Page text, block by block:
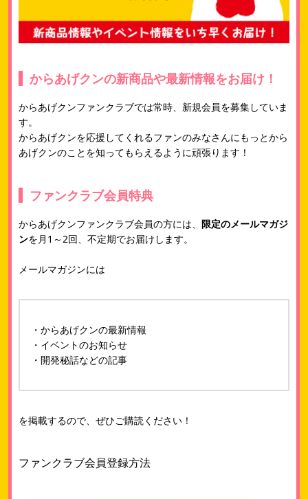
からあげクンの新商品や最新情報をお届け！
からあげクンファンクラブでは常時、新規会員を募集していま
す。
からあげクンを応援してくれるファンのみなさんにもっとから
あげクンのことを知ってもらえるように頑張ります！
ファンクラブ会員特典
からあげクンファンクラブ会員の方には、 限定のメールマガジ
ンを月1～2回、不定期でお届けします。
メールマガジンには
・からあげクンの最新情報
・イベントのお知らせ
・開発秘話などの記事
を掲載するので、ぜひご購読ください！
ファンクラブ会員登録方法